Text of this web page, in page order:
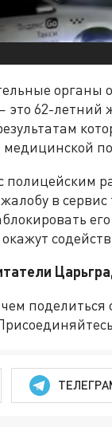
органы
это 62-летний
медицинской
полицейским
в сервис
чем